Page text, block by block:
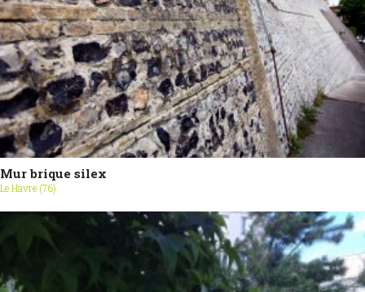
Mur brique silex
Le Havre (76)